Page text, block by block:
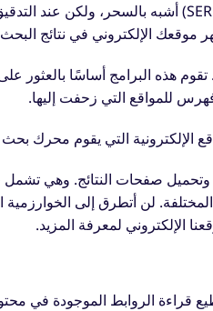
ولكن عند
موقعك الإلكتروني في نتائج
. تقوم هذه البرامج أساسًا بالعثور
للمواقع التي زحفت إليها.
التي يقوم محرك بحث
صفحات النتائج. وهي تشمل
لن أتطرق إلى
الإلكتروني لمعرفة المزيد.
قراءة الروابط الموجودة في